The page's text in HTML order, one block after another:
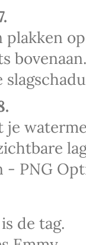
bovenaan.
PNG
de tag.